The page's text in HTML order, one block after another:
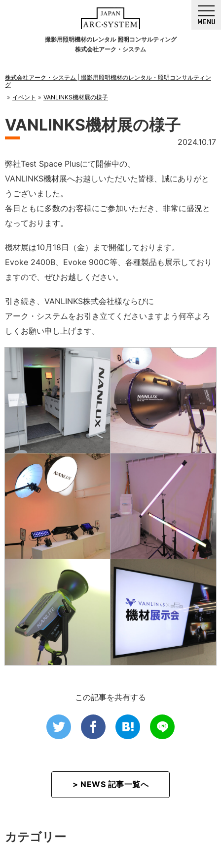
撮影用照明機材のレンタル 照明コンサルティング
株式会社アーク・システム
MENU
株式会社アーク・システム | 撮影用照明機材のレンタル・照明コンサルティン
グ
イベント
VANLINKS機材展の様子
VANLINKS機材展の様子
2024.10.17
弊社Test Space Plusにて開催中の、
VANLINKS機材展へお越しいただいた皆様、誠にありがと
うございました。
各日ともに多数のお客様にご参加いただき、非常に盛況と
なっております。
機材展は10月18日（金）まで開催しております。
Evoke 2400B、Evoke 900C等、各種製品も展示しており
ますので、ぜひお越しください。
引き続き、VANLINKS株式会社様ならびに
アーク・システムをお引き立てくださいますよう何卒よろ
しくお願い申し上げます。
この記事を共有する
> NEWS 記事一覧へ
カテゴリー